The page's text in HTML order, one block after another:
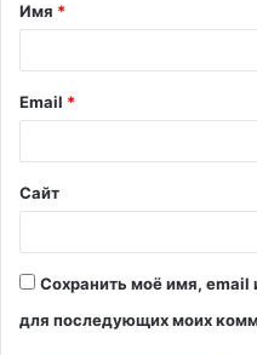
Имя *
Email *
Сайт
Сохранить моё имя, email
для последующих моих